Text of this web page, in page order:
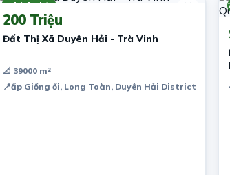
Chính chủ
200 Triệu
Đất Thị Xã Duyên Hải - Trà Vinh
📐 39000 m²
📍ấp Giồng ổi, Long Toàn, Duyên Hải District, Tra